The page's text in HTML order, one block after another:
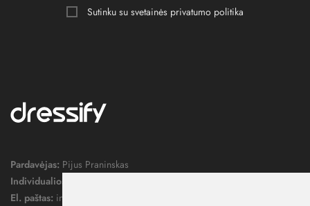
Sutinku su svetainės privatumo politika
Pardavėjas: Pijus Praninskas
Individualios veiklos pažymos nr.:
El. paštas: info@dressify.lt